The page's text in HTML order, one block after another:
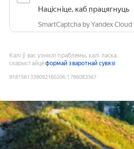
Націсніце, каб працягнуць
SmartCaptcha by Yandex Cloud
Калі ў вас узніклі праблемы, калі ласка,
скарыстайцеформай зваротнай сувязі
9181561339092160206:1786083367